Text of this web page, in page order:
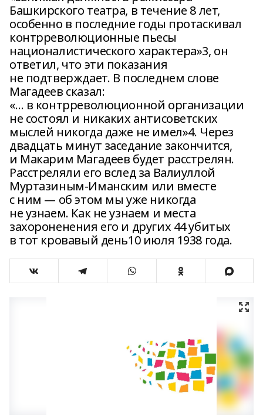
Башкирского театра, в течение 8 лет,
особенно в последние годы протаскивал
контрреволюционные пьесы
националистического характера»3, он
ответил, что эти показания
не подтверждает. В последнем слове
Магадеев сказал:
«… в контрреволюционной организации
не состоял и никаких антисоветских
мыслей никогда даже не имел»4. Через
двадцать минут заседание закончится,
и Макарим Магадеев будет расстрелян.
Расстреляли его вслед за Валиуллой
Муртазиным-Иманским или вместе
с ним — об этом мы уже никогда
не узнаем. Как не узнаем и места
захороненения его и других 44 убитых
в тот кровавый день10 июля 1938 года.